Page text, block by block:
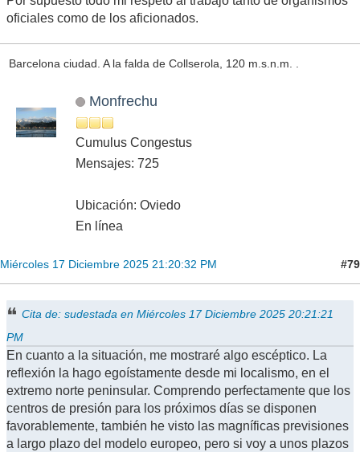
oficiales como de los aficionados.
Barcelona ciudad. A la falda de Collserola, 120 m.s.n.m. .
Monfrechu
Cumulus Congestus
Mensajes: 725
Ubicación: Oviedo
En línea
Miércoles 17 Diciembre 2025 21:20:32 PM #79
Cita de: sudestada en Miércoles 17 Diciembre 2025 20:21:21
PM
En cuanto a la situación, me mostraré algo escéptico. La
reflexión la hago egoístamente desde mi localismo, en el
extremo norte peninsular. Comprendo perfectamente que los
centros de presión para los próximos días se disponen
favorablemente, también he visto las magníficas previsiones
a largo plazo del modelo europeo, pero si voy a unos plazos